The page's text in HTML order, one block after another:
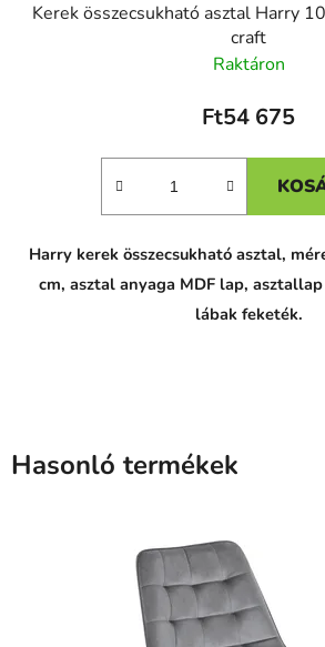
Kerek összecsukható asztal Harry
craft
Raktáron
Ft54 675
Harry kerek összecsukható asztal,
cm, asztal anyaga MDF lap,
lábak feketék.
Hasonló termékek